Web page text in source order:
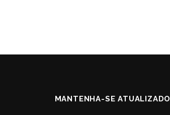
MANTENHA-SE ATUALIZADO